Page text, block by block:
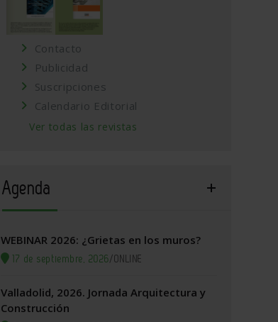
Contacto
Publicidad
Suscripciones
Calendario Editorial
Ver todas las revistas
Agenda
WEBINAR 2026: ¿Grietas en los muros?
17 de septiembre, 2026/ONLINE
Valladolid, 2026. Jornada Arquitectura y
Construcción